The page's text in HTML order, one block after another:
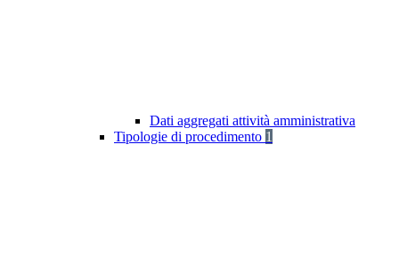
Dati aggregati attività amministrativa
Tipologie di procedimento 1